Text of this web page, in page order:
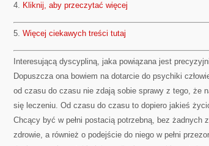
4. Kliknij, aby przeczytać więcej
5. Więcej ciekawych treści tutaj
Interesującą dyscypliną, jaka powiązana jest
Dopuszcza ona bowiem na dotarcie do psychiki
od czasu do czasu nie zdają sobie sprawy z tego, że
się leczeniu. Od czasu do czasu to dopiero jakieś
Chcący być w pełni postacią potrzebną, bez żadnych
zdrowie, a również o podejście do niego w pełni